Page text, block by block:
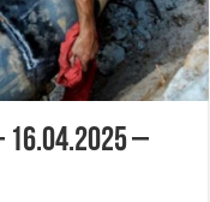
– avarie – Calea
– 16.04.2025 –